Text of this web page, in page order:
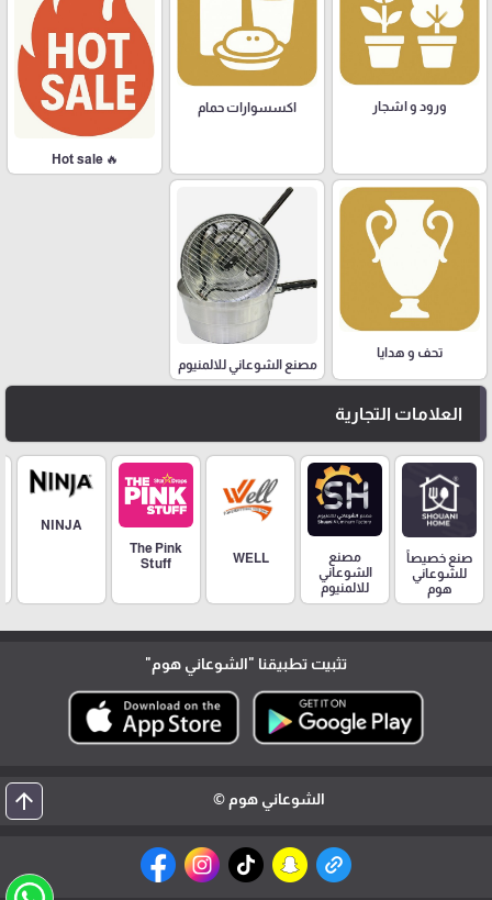
ورود و اشجار اكسسوارات حمام
🔥 Hot sale
تحف و هدايا
مصنع الشوعاني للالمنيوم
العلامات التجارية
صنع خصيصاً
للشوعاني
هوم
مصنع
الشوعاني
للالمنيوم
WELL
The Pink
Stuff
NINJA
تثبيت تطبيقنا "الشوعاني هوم"
الشوعاني هوم © arrow_upward